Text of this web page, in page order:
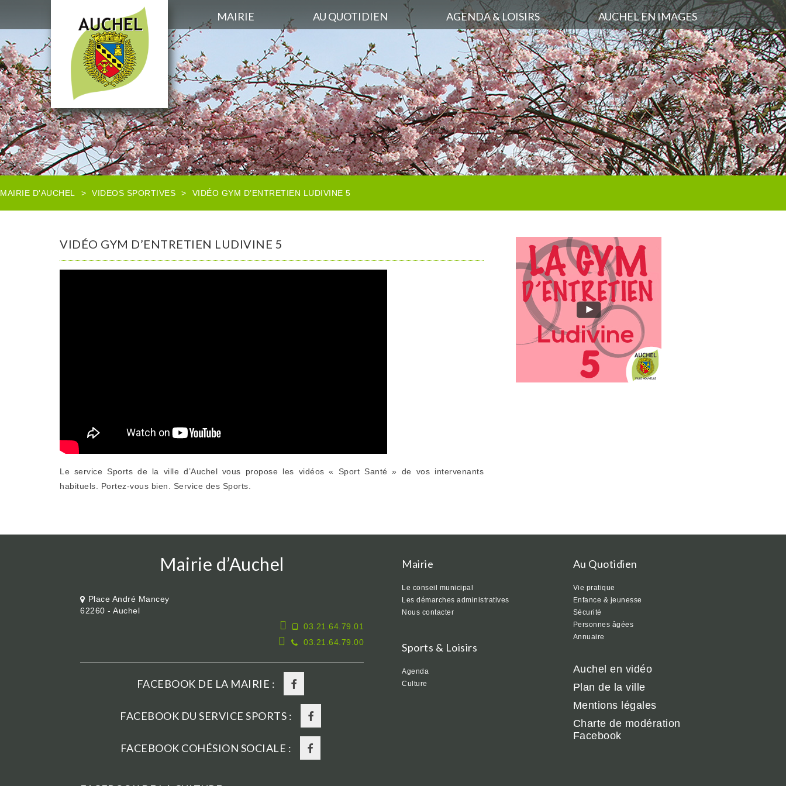
MAIRIE AU QUOTIDIEN AGENDA & LOISIRS AUCHEL EN IMAGES
MAIRIE D'AUCHEL > VIDEOS SPORTIVES > VIDÉO GYM D’ENTRETIEN LUDIVINE 5
VIDÉO GYM D’ENTRETIEN LUDIVINE 5
Le service Sports de la ville d’Auchel vous propose les vidéos « Sport Santé » de vos intervenants
habituels. Portez-vous bien. Service des Sports.
Mairie d’Auchel
Place André Mancey
62260 - Auchel
03.21.64.79.01
03.21.64.79.00
FACEBOOK DE LA MAIRIE :
FACEBOOK DU SERVICE SPORTS :
FACEBOOK COHÉSION SOCIALE :
Mairie
Le conseil municipal
Les démarches administratives
Nous contacter
Sports & Loisirs
Agenda
Culture
Au Quotidien
Vie pratique
Enfance & jeunesse
Sécurité
Personnes âgées
Annuaire
Auchel en vidéo
Plan de la ville
Mentions légales
Charte de modération
Facebook